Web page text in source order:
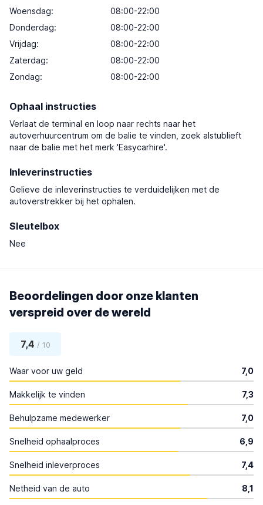
Woensdag:
08:00-22:00
Donderdag:
08:00-22:00
Vrijdag:
08:00-22:00
Zaterdag:
08:00-22:00
Zondag: 08:00-22:00
Ophaal instructies
Verlaat de terminal en loop naar rechts naar het
autoverhuurcentrum om de balie te vinden, zoek alstublieft
naar de balie met het merk 'Easycarhire'.
Inleverinstructies
Gelieve de inleverinstructies te verduidelijken met de
autoverstrekker bij het ophalen.
Sleutelbox
Nee
Beoordelingen door onze klanten
verspreid over de wereld
7,4 / 10
Waar voor uw geld 7,0
Makkelijk te vinden 7,3
Behulpzame medewerker 7,0
Snelheid ophaalproces 6,9
Snelheid inleverproces 7,4
Netheid van de auto 8,1